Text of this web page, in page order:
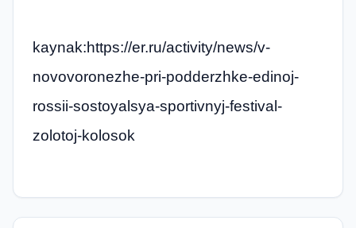
kaynak:https://er.ru/activity/news/v-
novovoronezhe-pri-podderzhke-edinoj-
rossii-sostoyalsya-sportivnyj-festival-
zolotoj-kolosok